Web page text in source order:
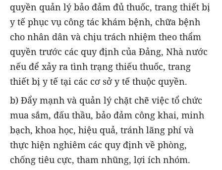
quyền quản lý bảo đảm đủ thuốc, trang thiết bị
y tế phục vụ công tác khám bệnh, chữa bệnh
cho nhân dân và chịu trách nhiệm theo thẩm
quyền trước các quy định của Đảng, Nhà nước
nếu để xảy ra tình trạng thiếu thuốc, trang
thiết bị y tế tại các cơ sở y tế thuộc quyền.
b) Đẩy mạnh và quản lý chặt chẽ việc tổ chức
mua sắm, đấu thầu, bảo đảm công khai, minh
bạch, khoa học, hiệu quả, tránh lãng phí và
thực hiện nghiêm các quy định về phòng,
chống tiêu cực, tham nhũng, lợi ích nhóm.